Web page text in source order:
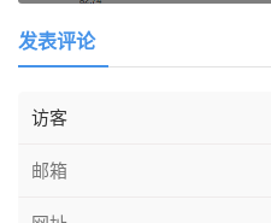
发表评论